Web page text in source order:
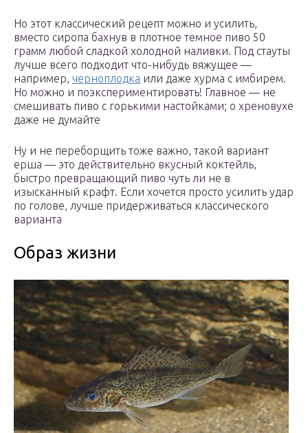
Но этот классический рецепт можно и усилить,
вместо сиропа бахнув в плотное темное пиво 50
грамм любой сладкой холодной наливки. Под стауты
лучше всего подходит что-нибудь вяжущее —
например, черноплодка или даже хурма с имбирем.
Но можно и поэкспериментировать! Главное — не
смешивать пиво с горькими настойками; о хреновухе
даже не думайте
Ну и не переборщить тоже важно, такой вариант
ерша — это действительно вкусный коктейль,
быстро превращающий пиво чуть ли не в
изысканный крафт. Если хочется просто усилить удар
по голове, лучше придерживаться классического
варианта
Образ жизни